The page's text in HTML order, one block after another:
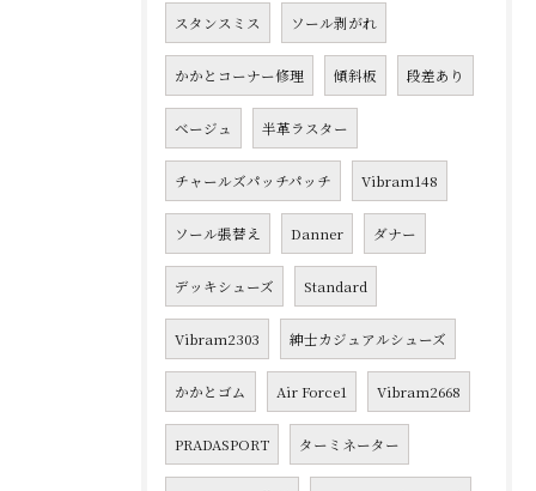
スタンスミス ソール剥がれ
かかとコーナー修理 傾斜板 段差あり
ベージュ 半革ラスター
チャールズパッチパッチ Vibram148
ソール張替え Danner ダナー
デッキシューズ Standard
Vibram2303 紳士カジュアルシューズ
かかとゴム Air Force1 Vibram2668
PRADASPORT ターミネーター